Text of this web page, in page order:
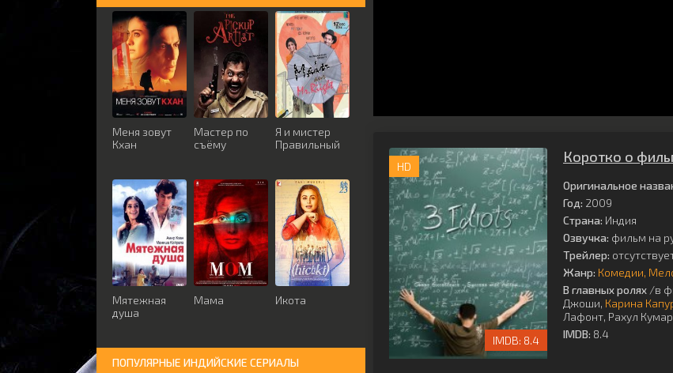
HD
8.4
Коротко о
Оригинальное
Год: 2009
Страна: Индия
Озвучка: фильм на
Трейлер:
Жанр: Комедии
В главных ролях /в
Джоши, Карина
Лафонт, Рахул Кумар
IMDB: 8.4
Меня зовут
Кхан
Мастер по
съёму
Я и мистер
Правильный
Мятежная
душа
Мама Икота
ПОПУЛЯРНЫЕ ИНДИЙСКИЕ СЕРИАЛЫ